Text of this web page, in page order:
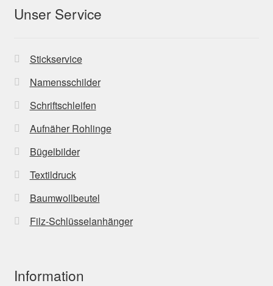
Unser Service
Stickservice
Namensschilder
Schriftschleifen
Aufnäher Rohlinge
Bügelbilder
Textildruck
Baumwollbeutel
Filz-Schlüsselanhänger
Information